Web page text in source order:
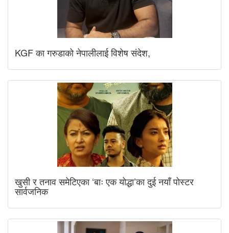
KGF का गरुडाको नेपालीलाई विशेष संदेश,
खुसी र तनाव समेटिएका ‘बाः एक योद्धा’का दुई नयाँ पोस्टर
सार्वजनिक